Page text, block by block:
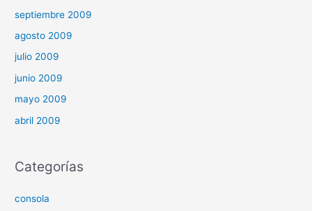
septiembre 2009
agosto 2009
julio 2009
junio 2009
mayo 2009
abril 2009
Categorías
consola